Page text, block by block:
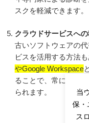
https://
https://
2025-47998
https://
2025-48824
https://
スクを軽減できます。
クラウドサービスへ
古いソフトウェアの
ビスを活用する方法
やGoogle Workspace
ることで、常に最新
られます。
当
保・
ス